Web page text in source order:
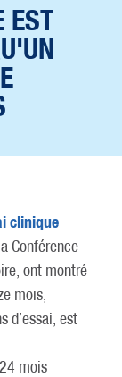
EST
clinique
Conférence
ont montré
mois,
d’essai, est
mois